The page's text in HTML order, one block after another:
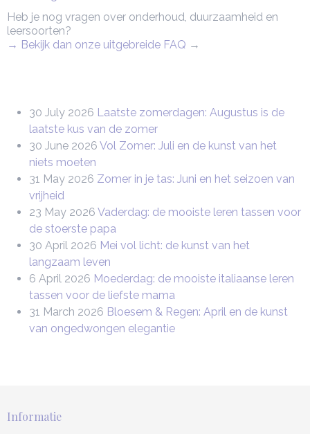
Heb je nog vragen over onderhoud, duurzaamheid en
leersoorten?
→ Bekijk dan onze uitgebreide FAQ →
30 July 2026 Laatste zomerdagen: Augustus is de
laatste kus van de zomer
30 June 2026 Vol Zomer: Juli en de kunst van het
niets moeten
31 May 2026 Zomer in je tas: Juni en het seizoen van
vrijheid
23 May 2026 Vaderdag: de mooiste leren tassen voor
de stoerste papa
30 April 2026 Mei vol licht: de kunst van het
langzaam leven
6 April 2026 Moederdag: de mooiste italiaanse leren
tassen voor de liefste mama
31 March 2026 Bloesem & Regen: April en de kunst
van ongedwongen elegantie
Informatie